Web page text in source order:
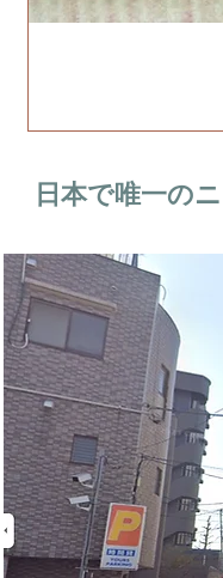
日本で唯一の